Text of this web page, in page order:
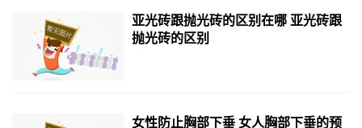
亚光砖跟抛光砖的区别在哪 亚光砖跟
抛光砖的区别
女性防止胸部下垂 女人胸部下垂的预